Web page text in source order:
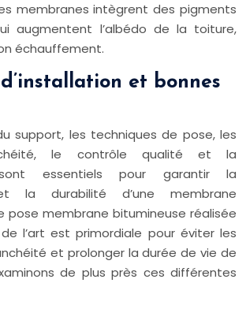
membranes intègrent des pigments
augmentent l’albédo de la toiture,
échauffement.
et bonnes
support, les techniques de pose, les
le contrôle qualité et la
essentiels pour garantir la
la durabilité d’une membrane
pose membrane bitumineuse réalisée
l’art est primordiale pour éviter les
et prolonger la durée de vie de
de plus près ces différentes